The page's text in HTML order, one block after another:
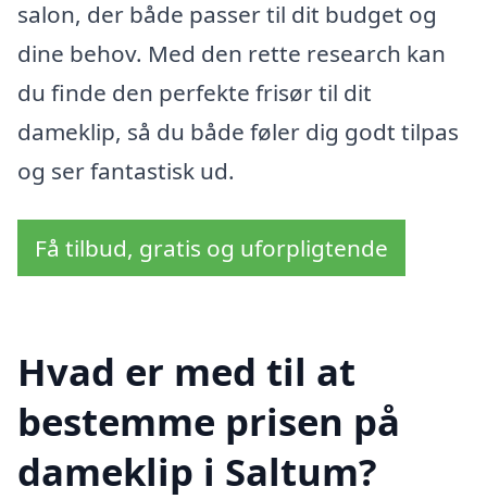
salon, der både passer til dit budget og
dine behov. Med den rette research kan
du finde den perfekte frisør til dit
dameklip, så du både føler dig godt tilpas
og ser fantastisk ud.
Få tilbud, gratis og uforpligtende
Hvad er med til at
bestemme prisen på
dameklip i Saltum?